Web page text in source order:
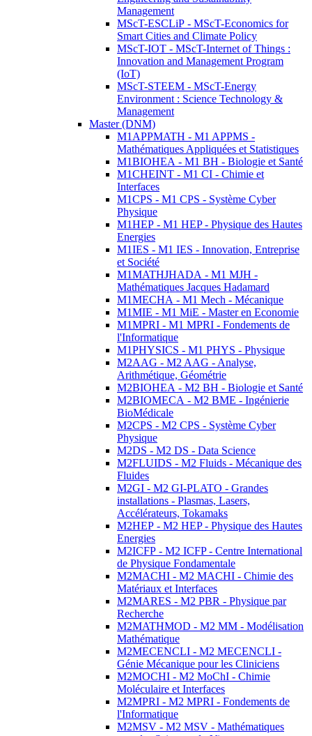
Management
MScT-ESCLiP - MScT-Economics for
Smart Cities and Climate Policy
MScT-IOT - MScT-Internet of Things :
Innovation and Management Program
(IoT)
MScT-STEEM - MScT-Energy
Environment : Science Technology &
Management
Master (DNM)
M1APPMATH - M1 APPMS -
Mathématiques Appliquées et Statistiques
M1BIOHEA - M1 BH - Biologie et Santé
M1CHEINT - M1 CI - Chimie et
Interfaces
M1CPS - M1 CPS - Système Cyber
Physique
M1HEP - M1 HEP - Physique des Hautes
Energies
M1IES - M1 IES - Innovation, Entreprise
et Société
M1MATHJHADA - M1 MJH -
Mathématiques Jacques Hadamard
M1MECHA - M1 Mech - Mécanique
M1MIE - M1 MiE - Master en Economie
M1MPRI - M1 MPRI - Fondements de
l'Informatique
M1PHYSICS - M1 PHYS - Physique
M2AAG - M2 AAG - Analyse,
Arithmétique, Géométrie
M2BIOHEA - M2 BH - Biologie et Santé
M2BIOMECA - M2 BME - Ingénierie
BioMédicale
M2CPS - M2 CPS - Système Cyber
Physique
M2DS - M2 DS - Data Science
M2FLUIDS - M2 Fluids - Mécanique des
Fluides
M2GI - M2 GI-PLATO - Grandes
installations - Plasmas, Lasers,
Accélérateurs, Tokamaks
M2HEP - M2 HEP - Physique des Hautes
Energies
M2ICFP - M2 ICFP - Centre International
de Physique Fondamentale
M2MACHI - M2 MACHI - Chimie des
Matériaux et Interfaces
M2MARES - M2 PBR - Physique par
Recherche
M2MATHMOD - M2 MM - Modélisation
Mathématique
M2MECENCLI - M2 MECENCLI -
Génie Mécanique pour les Cliniciens
M2MOCHI - M2 MoChI - Chimie
Moléculaire et Interfaces
M2MPRI - M2 MPRI - Fondements de
l'Informatique
M2MSV - M2 MSV - Mathématiques